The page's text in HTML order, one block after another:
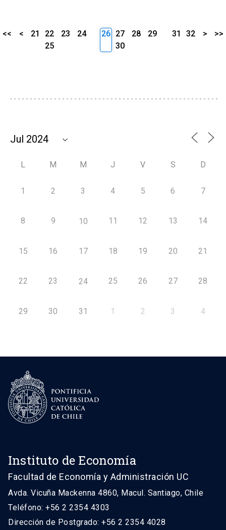
<< < 21 22 23
24
25
26 27 28
29
30
31 32 > >>
L M M J V S D
1 2 3 4 5 6 7
8 9 10 11 12 13 14
15 16 17 18 19 20 21
22 23 24 25 26 27 28
29 30 31 1 2 3 4
Instituto de Economía
Facultad de Economía y Administración UC
Avda. Vicuña Mackenna 4860, Macul. Santiago, Chile
Teléfono: +56 2 2354 4303
Dirección de Postgrado: +56 2 2354 4028